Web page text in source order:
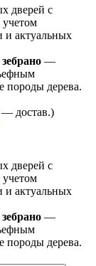
дверей с
учетом
и актуальных
—
породы дерева.
достав.)
дверей с
учетом
и актуальных
—
породы дерева.